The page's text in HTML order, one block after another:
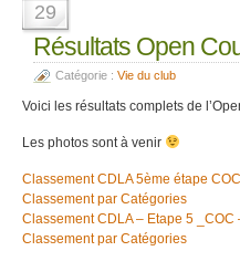
29
Résultats Open
Catégorie : Vie du club
Voici les résultats complets de
Les photos sont à venir
Classement CDLA 5ème étape
Classement par Catégories
Classement CDLA – Etape 5
Classement par Catégories